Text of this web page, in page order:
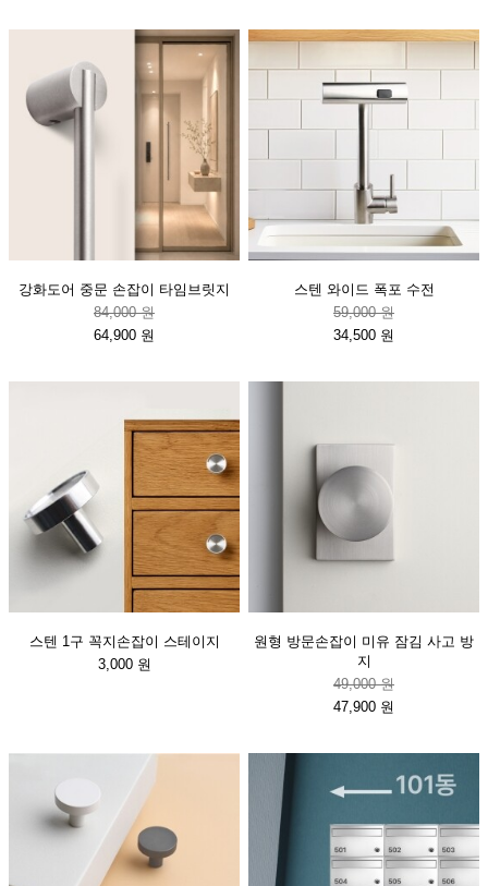
강화도어 중문 손잡이 타임브릿지
84,000 원
64,900 원
스텐 와이드 폭포 수전
59,000 원
34,500 원
스텐 1구 꼭지손잡이 스테이지
3,000 원
원형 방문손잡이 미유 잠김 사고 방
지
49,000 원
47,900 원